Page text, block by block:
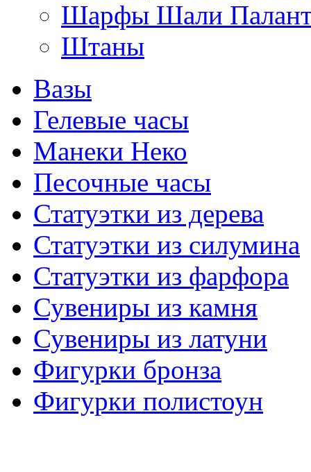
Шарфы Шали
Штаны
Вазы
Гелевые часы
Манеки Неко
Песочные часы
Статуэтки из дерева
Статуэтки из силумина
Статуэтки из фарфора
Сувениры из камня
Сувениры из латуни
Фигурки бронза
Фигурки полистоун